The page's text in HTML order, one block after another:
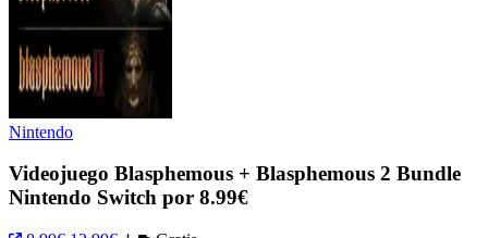
Nintendo
Videojuego Blasphemous + Blasphemous 2 Bundle
Nintendo Switch por 8.99€